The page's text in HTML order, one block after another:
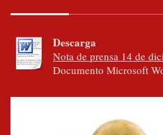
Descarga
Nota de prensa 14 de
Documento Microsoft